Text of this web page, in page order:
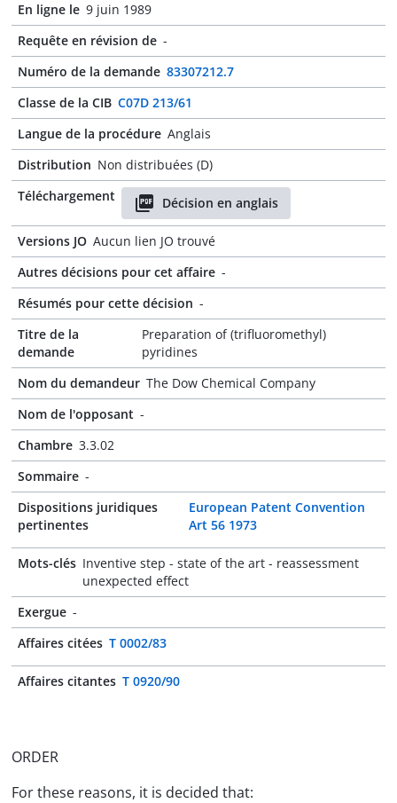
En ligne le 9 juin 1989
Requête en révision de -
Numéro de la demande 83307212.7
Classe de la CIB C07D 213/61
Langue de la procédure Anglais
Distribution Non distribuées (D)
Téléchargement
Décision en anglais
Versions JO Aucun lien JO trouvé
Autres décisions pour cet affaire -
Résumés pour cette décision -
Titre de la
demande
Preparation of (trifluoromethyl)
pyridines
Nom du demandeur The Dow Chemical Company
Nom de l'opposant -
Chambre 3.3.02
Sommaire -
Dispositions juridiques
pertinentes
European Patent Convention
Art 56 1973
Mots-clés Inventive step - state of the art - reassessment
unexpected effect
Exergue -
Affaires citées T 0002/83
Affaires citantes T 0920/90
ORDER
For these reasons, it is decided that: